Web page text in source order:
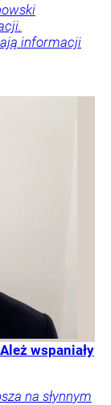
informacji
wspaniały
na słynnym